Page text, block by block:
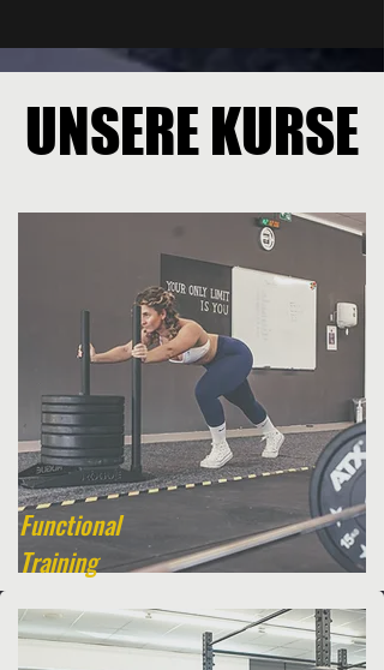
UNSERE KURSE
UNSERE KURSE
Functional
Training